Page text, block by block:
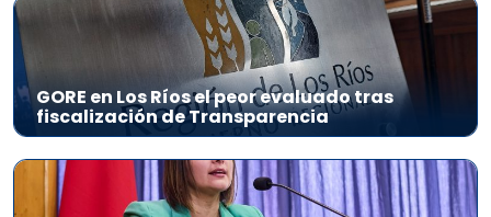
GORE en Los Ríos el peor evaluado tras
fiscalización de Transparencia